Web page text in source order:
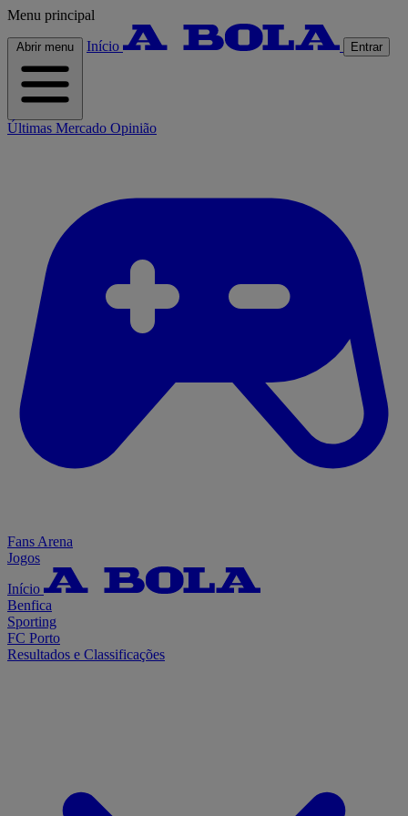
Menu principal
Abrir menu Início Entrar
Últimas Mercado Opinião
Fans Arena
Jogos
Início
Benfica
Sporting
FC Porto
Resultados e Classificações